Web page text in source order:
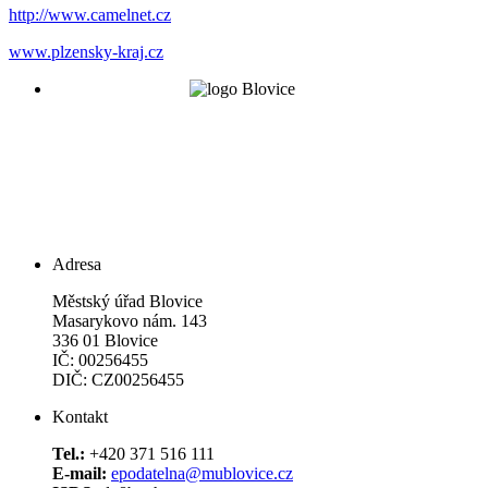
http://www.camelnet.cz
www.plzensky-kraj.cz
Adresa
Městský úřad Blovice
Masarykovo nám. 143
336 01 Blovice
IČ: 00256455
DIČ: CZ00256455
Kontakt
Tel.: +420 371 516 111
E-mail: epodatelna@mublovice.cz